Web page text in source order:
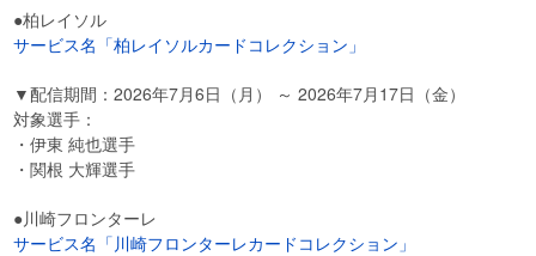
●柏レイソル
サービス名「柏レイソルカードコレクション」
▼配信期間：2026年7月6日（月） ～ 2026年7月17日（金）
対象選手：
・伊東 純也選手
・関根 大輝選手
●川崎フロンターレ
サービス名「川崎フロンターレカードコレクション」